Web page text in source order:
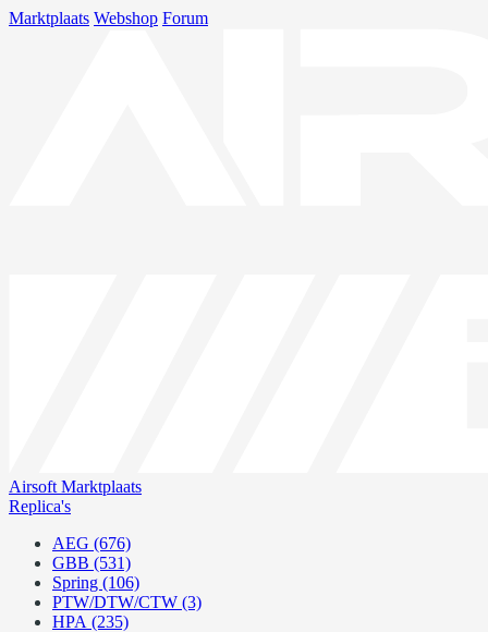
Marktplaats Webshop Forum
Airsoft Marktplaats
Replica's
AEG (676)
GBB (531)
Spring (106)
PTW/DTW/CTW (3)
HPA (235)